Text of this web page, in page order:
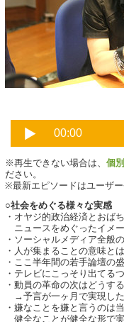
※再生できない場合は、 個
ださい。
※最新エピソードはユーザ
○社会をめぐる様々な実感
・オヤジ的政治経済とおば
ニュースをめぐったイメ
・ソーシャルメディア全般
・人が集まることの意味と
・ここ半年間の若手論壇の
・テレビにこっそり出てる
・動員の革命の次はどうす
→予言が一ヶ月で実現し
・嫌なことを嫌と言うのは
健全なことが健全な形で